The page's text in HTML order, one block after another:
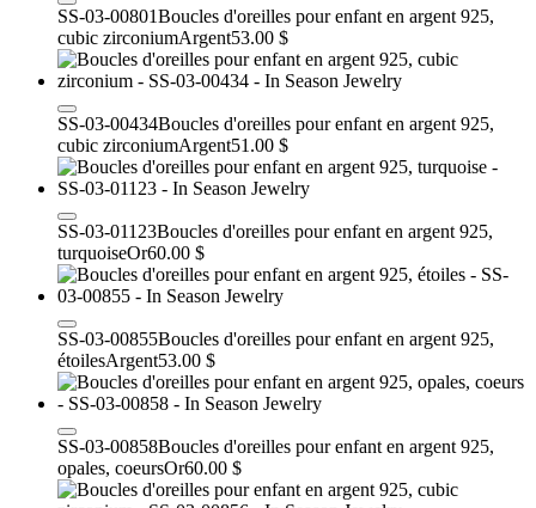
SS-03-00801Boucles d'oreilles pour enfant en argent 925,
cubic zirconiumArgent53.00 $
SS-03-00434Boucles d'oreilles pour enfant en argent 925,
cubic zirconiumArgent51.00 $
SS-03-01123Boucles d'oreilles pour enfant en argent 925,
turquoiseOr60.00 $
SS-03-00855Boucles d'oreilles pour enfant en argent 925,
étoilesArgent53.00 $
SS-03-00858Boucles d'oreilles pour enfant en argent 925,
opales, coeursOr60.00 $